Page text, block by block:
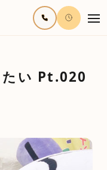
たい Pt.020